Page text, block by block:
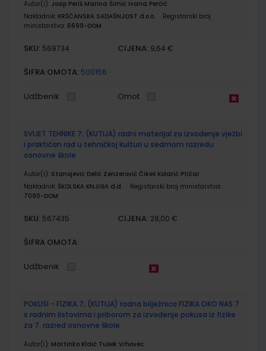
Autor(i): Josip Periš Marina Šimić Ivana Perčić
Nakladnik: KRŠĆANSKA SADAŠNJOST d.o.o.
Registarski broj
ministarstva: 6699-DOM
SKU: 569734 CIJENA: 9,64 €
ŠIFRA OMOTA: 500156
Udžbenik Omot
SVIJET TEHNIKE 7; (KUTIJA) radni materijal za izvođenje vježbi
i praktičan rad u tehničkoj kulturi u sedmom razredu
osnovne škole
Autor(i): Stanojević Delić Zenzerović Čikeš Kolarić Ptičar
Nakladnik: ŠKOLSKA KNJIGA d.d.
Registarski broj ministarstva:
7090-DOM
SKU: 567435 CIJENA: 28,00 €
ŠIFRA OMOTA:
Udžbenik
POKUSI - FIZIKA 7; (KUTIJA) radna bilježnica FIZIKA OKO NAS 7
s radnim listovima i priborom za izvođenje pokusa iz fizike
za 7. razred osnovne škole
Autor(i): Martinko Klaić Tušek Vrhovec